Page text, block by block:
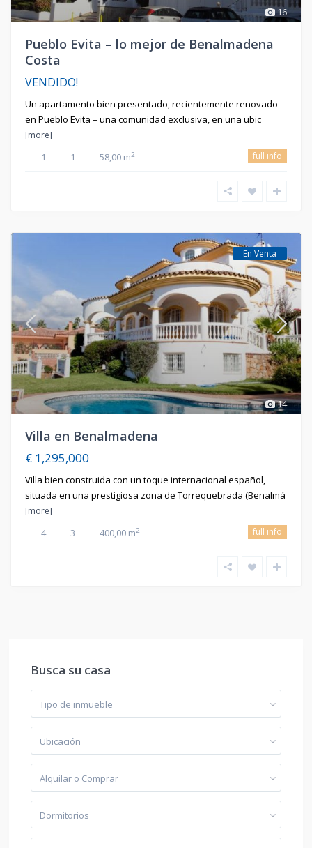
16
Pueblo Evita – lo mejor de Benalmadena
Costa
VENDIDO!
Un apartamento bien presentado, recientemente renovado
en Pueblo Evita – una comunidad exclusiva, en una ubic
[more]
1 1 58,00 m2 full info
14
En Venta
Villa en Benalmadena
€ 1,295,000
Villa bien construida con un toque internacional español,
situada en una prestigiosa zona de Torrequebrada (Benalmá
[more]
4 3 400,00 m2 full info
Busca su casa
Tipo de inmueble
Ubicación
Alquilar o Comprar
Dormitorios